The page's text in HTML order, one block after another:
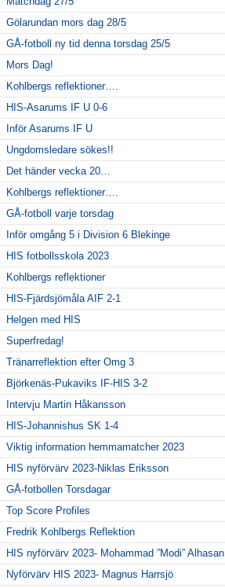
Gölarundan mors dag 28/5
GÅ-fotboll ny tid denna torsdag 25/5
Mors Dag!
Kohlbergs reflektioner….
HIS-Asarums IF U 0-6
Inför Asarums IF U
Ungdomsledare sökes!!
Det händer vecka 20…
Kohlbergs reflektioner….
GÅ-fotboll varje torsdag
Inför omgång 5 i Division 6 Blekinge
HIS fotbollsskola 2023
Kohlbergs reflektioner
HIS-Fjärdsjömåla AIF 2-1
Helgen med HIS
Superfredag!
Tränarreflektion efter Omg 3
Björkenäs-Pukaviks IF-HIS 3-2
Intervju Martin Håkansson
HIS-Johannishus SK 1-4
Viktig information hemmamatcher 2023
HIS nyförvärv 2023-Niklas Eriksson
GÅ-fotbollen Torsdagar
Top Score Profiles
Fredrik Kohlbergs Reflektion
HIS nyförvärv 2023- Mohammad ”Modi” Alhasan
Nyförvärv HIS 2023- Magnus Harrsjö